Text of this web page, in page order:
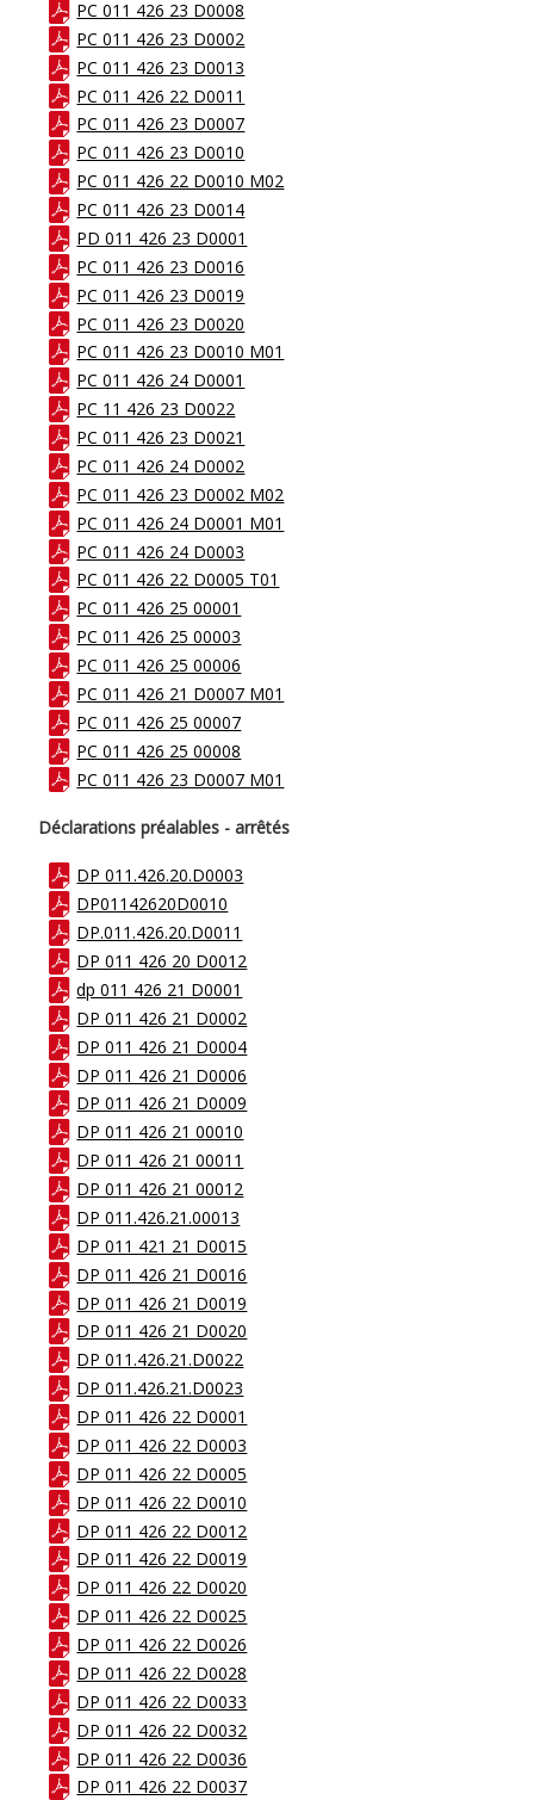
PC 011 426 23 D0008
PC 011 426 23 D0002
PC 011 426 23 D0013
PC 011 426 22 D0011
PC 011 426 23 D0007
PC 011 426 23 D0010
PC 011 426 22 D0010 M02
PC 011 426 23 D0014
PD 011 426 23 D0001
PC 011 426 23 D0016
PC 011 426 23 D0019
PC 011 426 23 D0020
PC 011 426 23 D0010 M01
PC 011 426 24 D0001
PC 11 426 23 D0022
PC 011 426 23 D0021
PC 011 426 24 D0002
PC 011 426 23 D0002 M02
PC 011 426 24 D0001 M01
PC 011 426 24 D0003
PC 011 426 22 D0005 T01
PC 011 426 25 00001
PC 011 426 25 00003
PC 011 426 25 00006
PC 011 426 21 D0007 M01
PC 011 426 25 00007
PC 011 426 25 00008
PC 011 426 23 D0007 M01
Déclarations préalables - arrêtés
DP 011.426.20.D0003
DP01142620D0010
DP.011.426.20.D0011
DP 011 426 20 D0012
dp 011 426 21 D0001
DP 011 426 21 D0002
DP 011 426 21 D0004
DP 011 426 21 D0006
DP 011 426 21 D0009
DP 011 426 21 00010
DP 011 426 21 00011
DP 011 426 21 00012
DP 011.426.21.00013
DP 011 421 21 D0015
DP 011 426 21 D0016
DP 011 426 21 D0019
DP 011 426 21 D0020
DP 011.426.21.D0022
DP 011.426.21.D0023
DP 011 426 22 D0001
DP 011 426 22 D0003
DP 011 426 22 D0005
DP 011 426 22 D0010
DP 011 426 22 D0012
DP 011 426 22 D0019
DP 011 426 22 D0020
DP 011 426 22 D0025
DP 011 426 22 D0026
DP 011 426 22 D0028
DP 011 426 22 D0033
DP 011 426 22 D0032
DP 011 426 22 D0036
DP 011 426 22 D0037